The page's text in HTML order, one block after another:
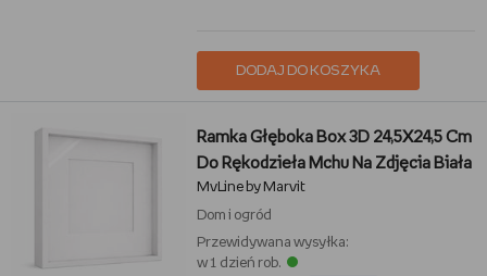
DODAJ DO KOSZYKA
Ramka Głęboka Box 3D 24,5X24,5 Cm
Do Rękodzieła Mchu Na Zdjęcia Biała
MvLine by Marvit
Dom i ogród
Przewidywana wysyłka:
w 1 dzień rob.